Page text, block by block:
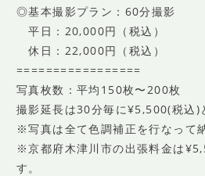
◎基本撮影プラン：60分撮影
平日：20,000円（税込）
休日：22,000円（税込）
=================
写真枚数：平均150枚〜200枚
撮影延長は30分毎に¥5,500(税込)
※写真は全て色調補正を行なって
※京都府木津川市の出張料金は
す。